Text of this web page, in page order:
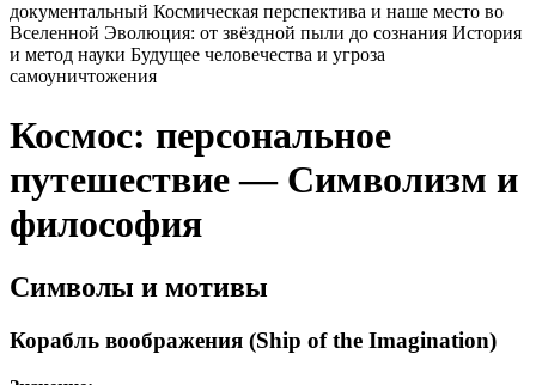
документальный Космическая перспектива и наше место во
Вселенной Эволюция: от звёздной пыли до сознания История
и метод науки Будущее человечества и угроза
самоуничтожения
Космос: персональное
путешествие — Символизм и
философия
Символы и мотивы
Корабль воображения (Ship of the Imagination)